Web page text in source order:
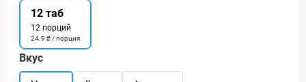
12 таб
12 порций
24.9 ₴ / порция
Вкус